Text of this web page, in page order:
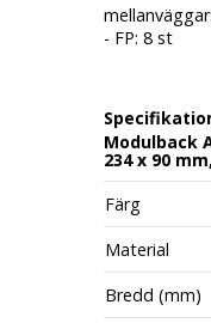
- FP: 8 st
Modulback
234 x 90
Färg
Material
Bredd (mm)